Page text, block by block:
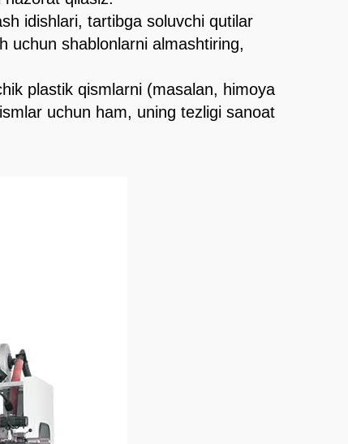
idishlari, tartibga soluvchi qutilar
uchun shablonlarni almashtiring,
plastik qismlarni (masalan, himoya
uchun ham, uning tezligi sanoat